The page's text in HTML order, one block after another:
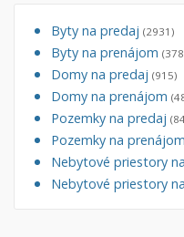
Byty na predaj (2931)
Byty na prenájom
Domy na predaj (915)
Domy na prenájom
Pozemky na predaj
Pozemky na prenájom
Nebytové priestory
Nebytové priestory